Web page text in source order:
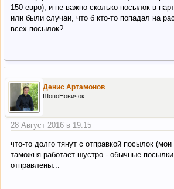
150 евро), и не важно сколько посылок в
или были случаи, что б кто-то попадал на
всех посылок?
Денис Артамонов
ШопоНовичок
28 Август 2016 в 19:15
что-то долго тянут с отправкой посылок
таможня работает шустро - обычные
отправлены...